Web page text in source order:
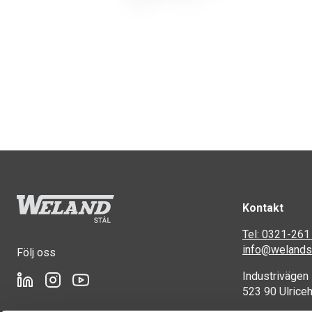
Följ oss
Kontakt
Tel: 0321-261
Industrivägen
523 90